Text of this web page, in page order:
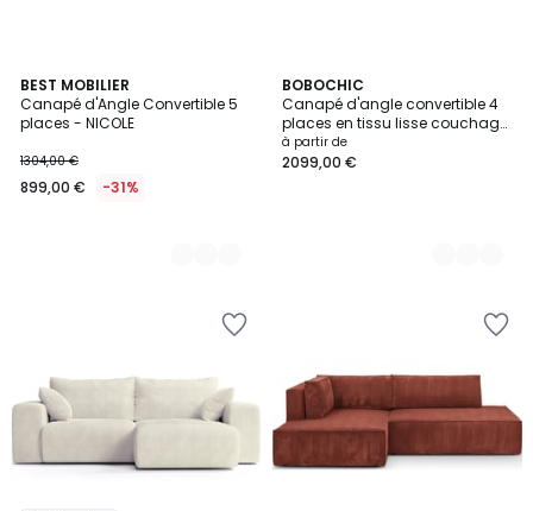
BEST MOBILIER
Canapé d'Angle Convertible 5
places - NICOLE
1304,00 €
899,00 € -31%
7
Couleurs
BOBOCHIC
Canapé d'angle convertible 4
places en tissu lisse couchage
160x200 cm, COCOONE
à partir de
2099,00 €
8
Couleurs